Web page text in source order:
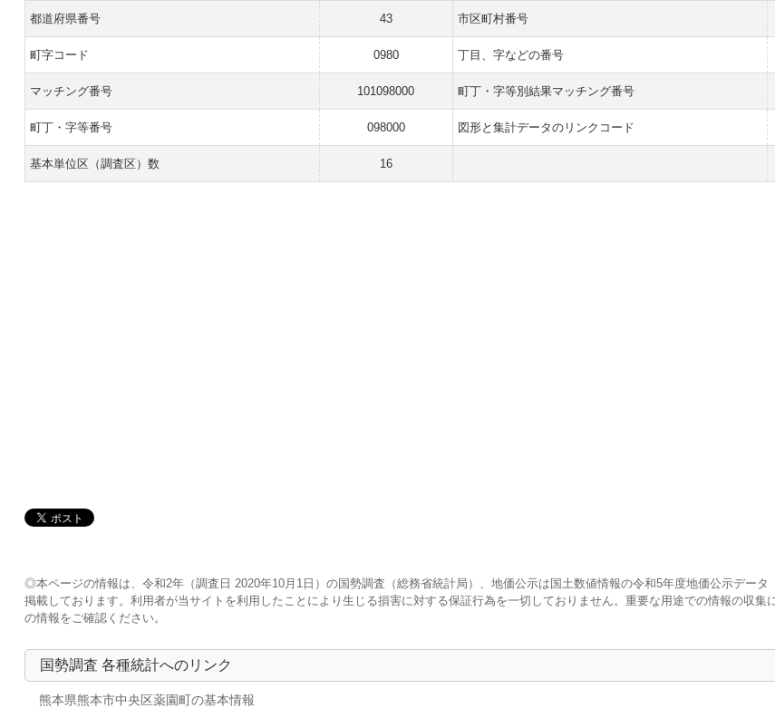
都道府県番号 43 市区町村番号
町字コード 0980 丁目、字などの番号
マッチング番号 101098000 町丁・字等別結果マッチング番号
町丁・字等番号 098000 図形と集計データのリンクコード
基本単位区（調査区）数 16
◎本ページの情報は、令和2年（調査日 2020年10月1日）の国勢調査（総務省統計局）、地価公示は国土数値情報の令和5年度地価公示データ
掲載しております。利用者が当サイトを利用したことにより生じる損害に対する保証行為を一切しておりません。重要な用途での情報の収集
の情報をご確認ください。
国勢調査 各種統計へのリンク
熊本県熊本市中央区薬園町の基本情報